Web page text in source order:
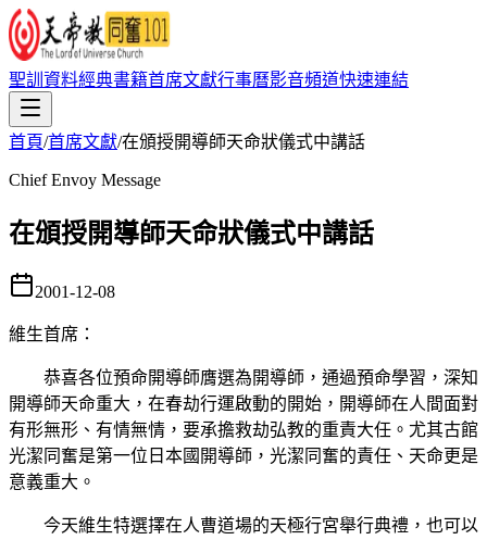
聖訓資料經典書籍首席文獻行事曆影音頻道快速連結
首頁/首席文獻/在頒授開導師天命狀儀式中講話
Chief Envoy Message
在頒授開導師天命狀儀式中講話
2001-12-08
維生首席 ：
恭喜各位預命開導師膺選為開導師，通過預命學習，深知
開導師天命重大，在春劫行運啟動的開始，開導師在人間面對
有形無形、有情無情，要承擔救劫弘教的重責大任。尤其古館
光潔同奮是第一位日本國開導師，光潔同奮的責任、天命更是
意義重大。
今天維生特選擇在人曹道場的天極行宮舉行典禮，也可以